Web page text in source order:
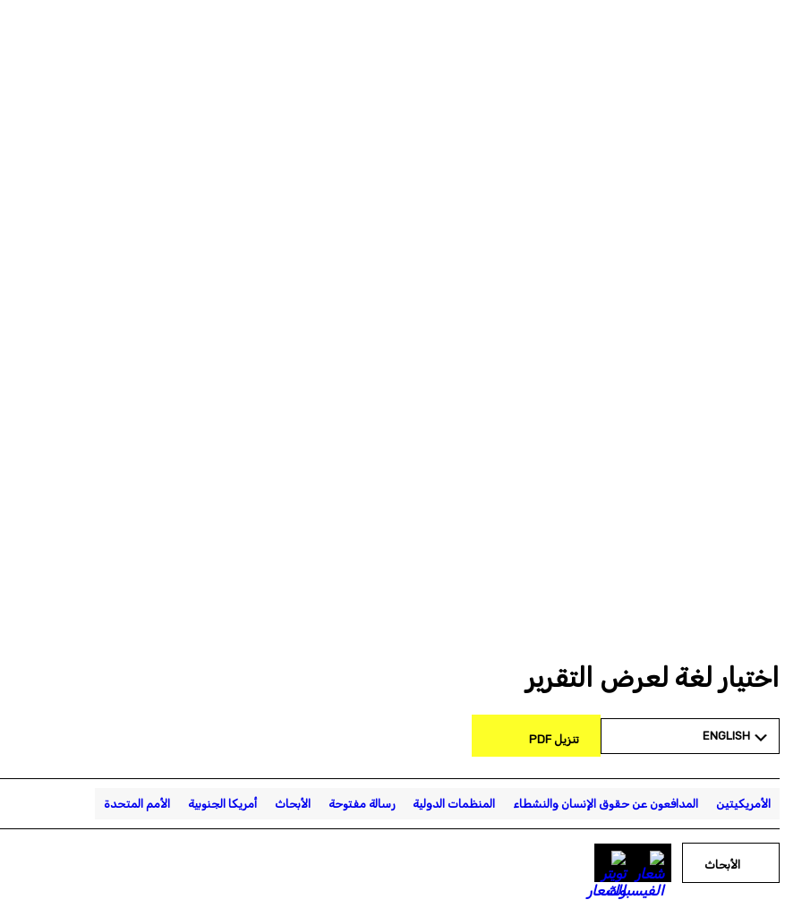
اختيار لغة لعرض التقرير
ENGLISH تنزيل PDF
الأمريكيتين المدافعون عن حقوق الإنسان والنشطاء المنظمات الدولية رسالة مفتوحة الأبحاث أمريكا الجنوبية الأمم المتحدة
الأبحاث